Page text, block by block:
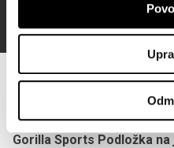
Gorilla Sports Podložka